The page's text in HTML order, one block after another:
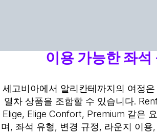
이용 가능한 좌석
세고비아에서 알리칸테까지의 여정
열차 상품을 조합할 수 있습니다.
Elige, Elige Confort, Premium 같은
며, 좌석 유형, 변경 규정, 라운지 이용